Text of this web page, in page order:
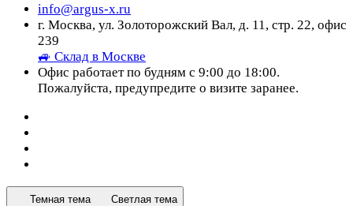
info@argus-x.ru
г. Москва, ул. Золоторожский Вал, д. 11, стр. 22, офис
239
🚙 Склад в Москве
Офис работает по будням с 9:00 до 18:00.
Пожалуйста, предупредите о визите заранее.
Темная тема Светлая тема